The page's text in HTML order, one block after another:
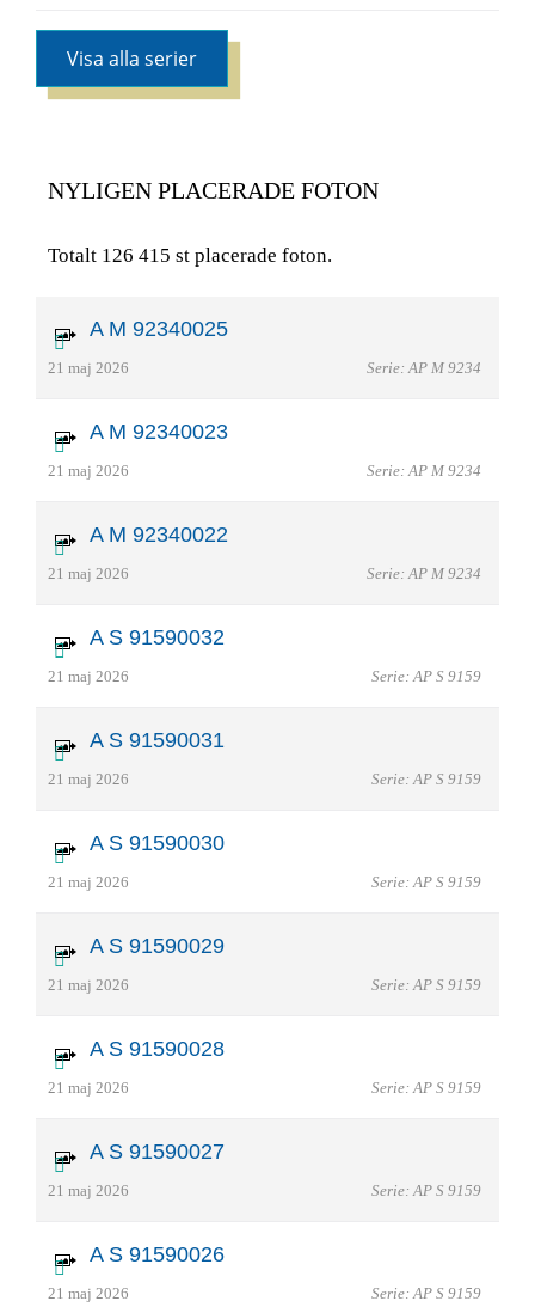
Visa alla serier
NYLIGEN PLACERADE FOTON
Totalt 126 415 st placerade foton.
A M 92340025
21 maj 2026 Serie: AP M 9234
A M 92340023
21 maj 2026 Serie: AP M 9234
A M 92340022
21 maj 2026 Serie: AP M 9234
A S 91590032
21 maj 2026 Serie: AP S 9159
A S 91590031
21 maj 2026 Serie: AP S 9159
A S 91590030
21 maj 2026 Serie: AP S 9159
A S 91590029
21 maj 2026 Serie: AP S 9159
A S 91590028
21 maj 2026 Serie: AP S 9159
A S 91590027
21 maj 2026 Serie: AP S 9159
A S 91590026
21 maj 2026 Serie: AP S 9159